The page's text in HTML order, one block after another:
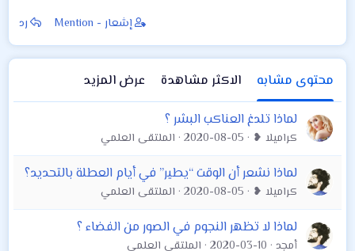
إشعار - Mention رد
محتوى مشابه الاكثر مشاهدة
عرض المزيد
لماذا تلدغ العناكب البشر ؟
كراميلا ❥ 2020-08-05 الملتقى العلمي
لماذا نشعر أن الوقت “يطير” في أيام العطلة بالتحديد؟
كراميلا ❥ 2020-08-05 الملتقى العلمي
لماذا لا تظهر النجوم في الصور من الفضاء ؟
أمجد 2020-03-10 الملتقى العلمي